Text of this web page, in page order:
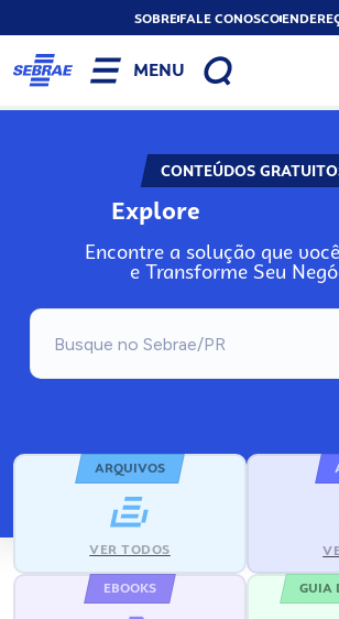
SOBREFALE CONOSCO
MENU
CONTEÚDOS
Explore
Encontre a solução que
e Transforme Seu
ARQUIVOS
VER TODOS
EBOOKS GUIA